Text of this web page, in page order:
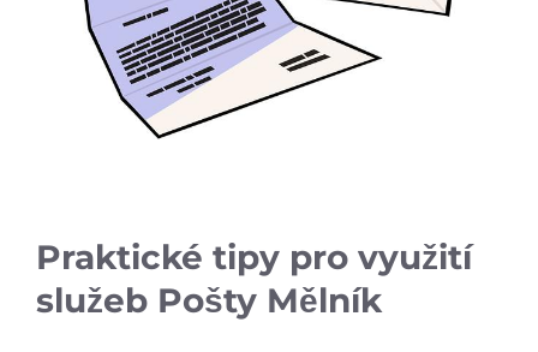
Praktické tipy ⁣pro využití
služeb⁢ Pošty Mělník